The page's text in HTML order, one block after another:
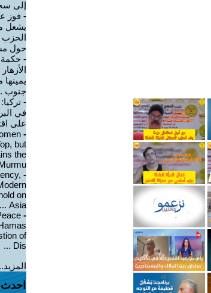
إلى
- فوز
يشعل
الحزب
حول
- حكمة
جنوب
-
في
على
-
but
the
...
-
on
Asia ...
-
of
Dis ...
احدث